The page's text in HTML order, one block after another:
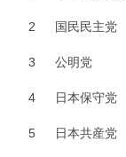
2 国民民主党
3 公明党
4 日本保守党
5 日本共産党